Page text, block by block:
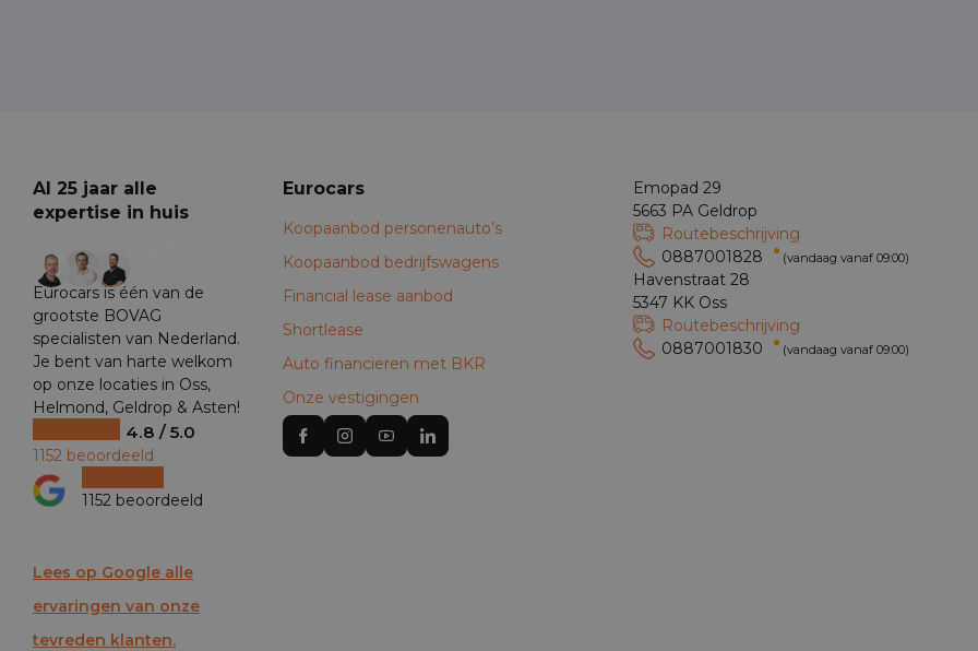
Al 25 jaar alle
expertise in huis
Eurocars is één van de
grootste BOVAG
specialisten van Nederland.
Je bent van harte welkom
op onze locaties in Oss,
Helmond, Geldrop & Asten!
4.8 / 5.0
1152 beoordeeld
1152 beoordeeld
Lees op Google alle
ervaringen van onze
tevreden klanten.
Eurocars
Koopaanbod personenauto’s
Koopaanbod bedrijfswagens
Financial lease aanbod
Shortlease
Auto financieren met BKR
Onze vestigingen
Emopad 29
5663 PA Geldrop
Routebeschrijving
0887001828
(vandaag vanaf 09:00)
Havenstraat 28
5347 KK Oss
Routebeschrijving
0887001830
(vandaag vanaf 09:00)